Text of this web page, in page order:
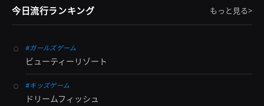
今日流行ランキング もっと見る>
#ガールズゲーム
ビューティーリゾート
#キッズゲーム
ドリームフィッシュ